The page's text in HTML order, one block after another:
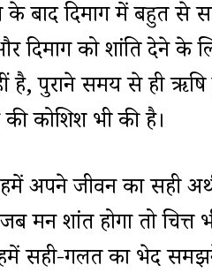
के बाद दिमाग में बहुत
दिमाग को शांति देने के
है, पुराने समय से ही
कोशिश भी की है।
हमें अपने जीवन का सही
शांत होगा तो चित्त भी
सही-गलत का भेद